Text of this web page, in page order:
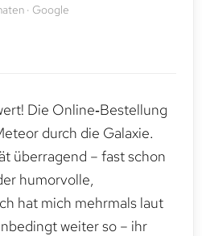
· Google
Die Online‑Bestellung
durch die Galaxie.
überragend – fast schon
humorvolle,
hat mich mehrmals laut
weiter so – ihr